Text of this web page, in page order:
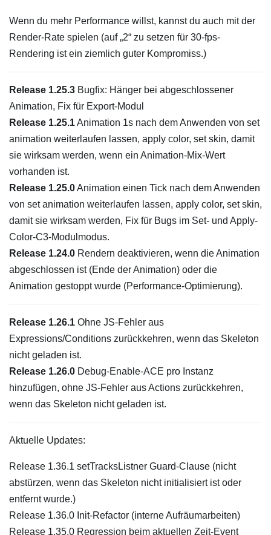
Wenn du mehr Performance willst, kannst du auch mit der
Render-Rate spielen (auf „2“ zu setzen für 30-fps-
Rendering ist ein ziemlich guter Kompromiss.)
Release 1.25.3 Bugfix: Hänger bei abgeschlossener
Animation, Fix für Export-Modul
Release 1.25.1Animation 1s nach dem Anwenden von set
animation weiterlaufen lassen, apply color, set skin, damit
sie wirksam werden, wenn ein Animation-Mix-Wert
vorhanden ist.
Release 1.25.0Animation einen Tick nach dem Anwenden
von set animation weiterlaufen lassen, apply color, set skin,
damit sie wirksam werden, Fix für Bugs im Set- und Apply-
Color-C3-Modulmodus.
Release 1.24.0 Rendern deaktivieren, wenn die Animation
abgeschlossen ist (Ende der Animation) oder die
Animation gestoppt wurde (Performance-Optimierung).
Release 1.26.1 Ohne JS-Fehler aus
Expressions/Conditions zurückkehren, wenn das Skeleton
nicht geladen ist.
Release 1.26.0 Debug-Enable-ACE pro Instanz
hinzufügen, ohne JS-Fehler aus Actions zurückkehren,
wenn das Skeleton nicht geladen ist.
Aktuelle Updates:
Release 1.36.1 setTracksListner Guard-Clause (nicht
abstürzen, wenn das Skeleton nicht initialisiert ist oder
entfernt wurde.)
Release 1.36.0 Init-Refactor (interne Aufräumarbeiten)
Release 1.35.0 Regression beim aktuellen Zeit-Event